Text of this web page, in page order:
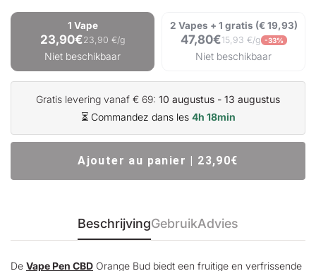
1 Vape
23,90€23,90 €/g
Niet beschikbaar
2 Vapes + 1 gratis (€ 19,93)
47,80€15,93 €/g -33%
Niet beschikbaar
Gratis levering vanaf € 69: 10 augustus - 13 augustus
⏳ Commandez dans les 4h 18min
Ajouter au panier | 23,90€
BeschrijvingGebruikAdvies
De Vape Pen CBD Orange Bud biedt een fruitige en verfrissende